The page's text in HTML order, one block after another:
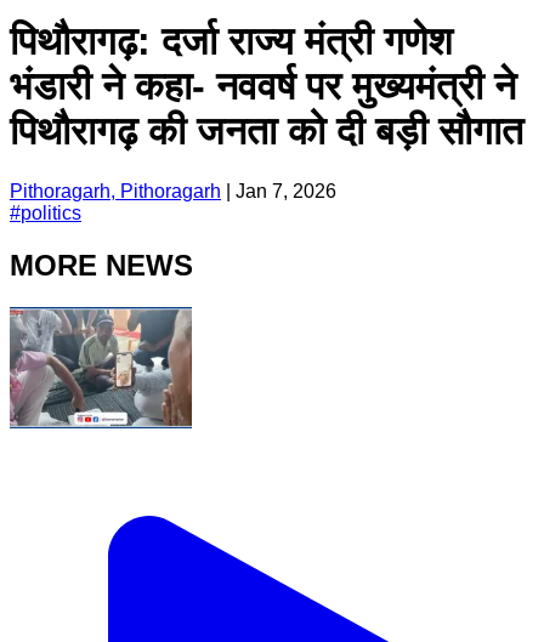
पिथौरागढ़: दर्जा राज्य मंत्री गणेश
भंडारी ने कहा- नववर्ष पर मुख्यमंत्री ने
पिथौरागढ़ की जनता को दी बड़ी सौगात
Pithoragarh, Pithoragarh
Jan 7, 2026
#politics
MORE NEWS